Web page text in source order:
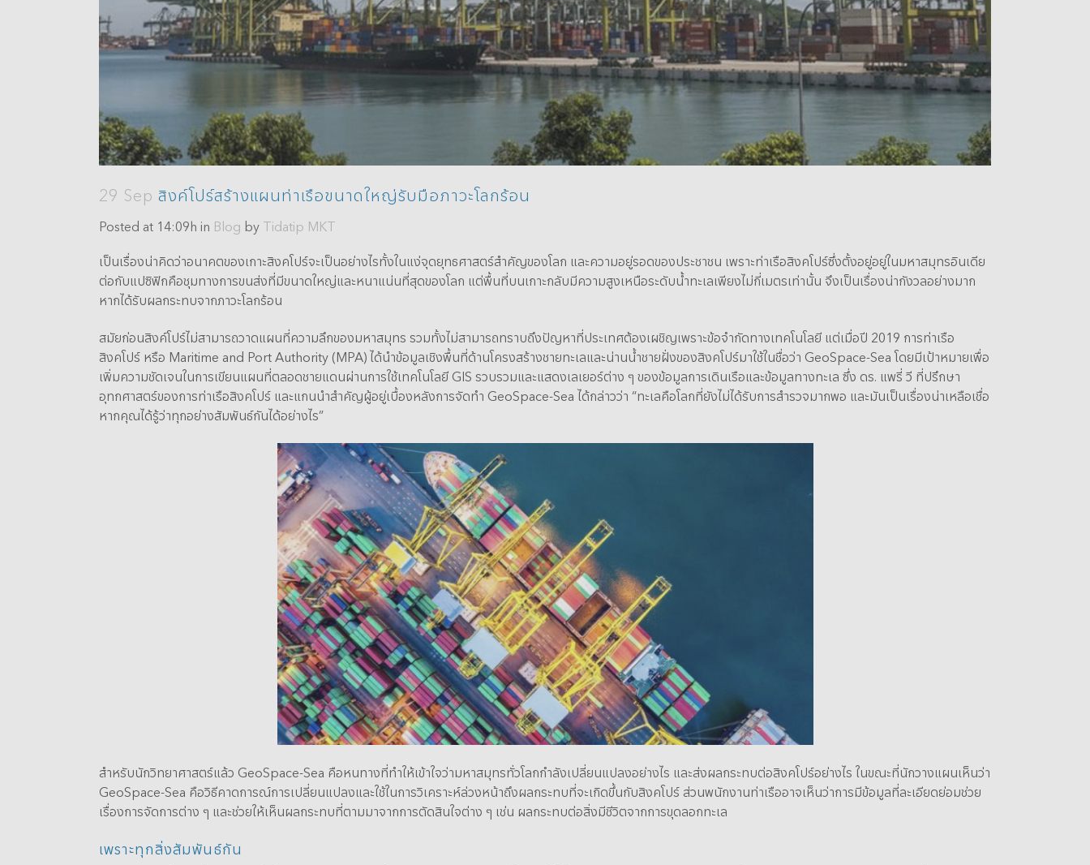
Data Management
29 Sep สิงค์โปร์สร้างแผนท่าเรือขนาดใหญ่รับมือภาวะโลกร้อน
Posted at 14:09h in Blog by Tidatip MKT
เป็นเรื่องน่าคิดว่าอนาคตของเกาะสิงคโปร์จะเป็นอย่างไรทั้งในแง่จุดยุทธศาสตร์สำคัญของโลก และความอยู่รอดของประชาชน เพราะท่าเรือสิงคโปร์ซึ่งตั้งอยู่อยู่ในมหาสมุทรอินเดีย
ต่อกับแปซิฟิกคือชุมทางการขนส่งที่มีขนาดใหญ่และหนาแน่นที่สุดของโลก แต่พื้นที่บนเกาะกลับมีความสูงเหนือระดับน้ำทะเลเพียงไม่กี่เมตรเท่านั้น จึงเป็นเรื่องน่ากังวลอย่างมาก
หากได้รับผลกระทบจากภาวะโลกร้อน
สมัยก่อนสิงค์โปร์ไม่สามารถวาดแผนที่ความลึกของมหาสมุทร รวมทั้งไม่สามารถทราบถึงปัญหาที่ประเทศต้องเผชิญเพราะข้อจำกัดทางเทคโนโลยี แต่เมื่อปี 2019 การท่าเรือ
สิงคโปร์ หรือ Maritime and Port Authority (MPA) ได้นำข้อมูลเชิงพื้นที่ด้านโครงสร้างชายทะเลและน่านน้ำชายฝั่งของสิงคโปร์มาใช้ในชื่อว่า GeoSpace-Sea โดยมีเป้าหมายเพื่อ
เพิ่มความชัดเจนในการเขียนแผนที่ตลอดชายแดนผ่านการใช้เทคโนโลยี GIS รวบรวมและแสดงเลเยอร์ต่าง ๆ ของข้อมูลการเดินเรือและข้อมูลทางทะเล ซึ่ง ดร. แพรี่ วี ที่ปรึกษา
อุทกศาสตร์ของการท่าเรือสิงคโปร์ และแกนนำสำคัญผู้อยู่เบื้องหลังการจัดทำ GeoSpace-Sea ได้กล่าวว่า “ทะเลคือโลกที่ยังไม่ได้รับการสำรวจมากพอ และมันเป็นเรื่องน่าเหลือเชื่อ
หากคุณได้รู้ว่าทุกอย่างสัมพันธ์กันได้อย่างไร”
สำหรับนักวิทยาศาสตร์แล้ว GeoSpace-Sea คือหนทางที่ทำให้เข้าใจว่ามหาสมุทรทั่วโลกกำลังเปลี่ยนแปลงอย่างไร และส่งผลกระทบต่อสิงคโปร์อย่างไร ในขณะที่นักวางแผนเห็นว่า
GeoSpace-Sea คือวิธีคาดการณ์การเปลี่ยนแปลงและใช้ในการวิเคราะห์ล่วงหน้าถึงผลกระทบที่จะเกิดขึ้นกับสิงคโปร์ ส่วนพนักงานท่าเรืออาจเห็นว่าการมีข้อมูลที่ละเอียดย่อมช่วย
เรื่องการจัดการต่าง ๆ และช่วยให้เห็นผลกระทบที่ตามมาจากการตัดสินใจต่าง ๆ เช่น ผลกระทบต่อสิ่งมีชีวิตจากการขุดลอกทะเล
เพราะทุกสิ่งสัมพันธ์กัน